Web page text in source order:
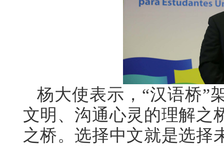
杨大使表示，“汉语桥”
文明、沟通心灵的理解之
之桥。选择中文就是选择